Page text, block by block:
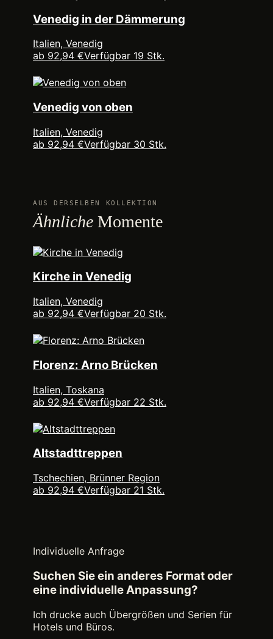
Venedig in der Dämmerung
Italien, Venedig
ab 92,94 €Verfügbar 19 Stk.
Venedig von oben
Italien, Venedig
ab 92,94 €Verfügbar 30 Stk.
AUS DERSELBEN KOLLEKTION
Ähnliche Momente
Kirche in Venedig
Italien, Venedig
ab 92,94 €Verfügbar 20 Stk.
Florenz: Arno Brücken
Italien, Toskana
ab 92,94 €Verfügbar 22 Stk.
Altstadttreppen
Tschechien, Brünner Region
ab 92,94 €Verfügbar 21 Stk.
Individuelle Anfrage
Suchen Sie ein anderes Format oder
eine individuelle Anpassung?
Ich drucke auch Übergrößen und Serien für
Hotels und Büros.